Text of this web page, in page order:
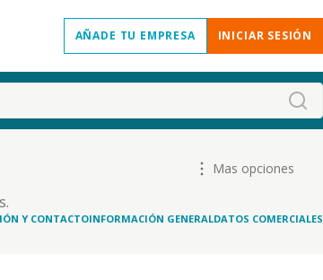
AÑADE TU EMPRESA INICIAR SESIÓN
Mas opciones
Y CONTACTOINFORMACIÓN GENERALDATOS COMERCIALES